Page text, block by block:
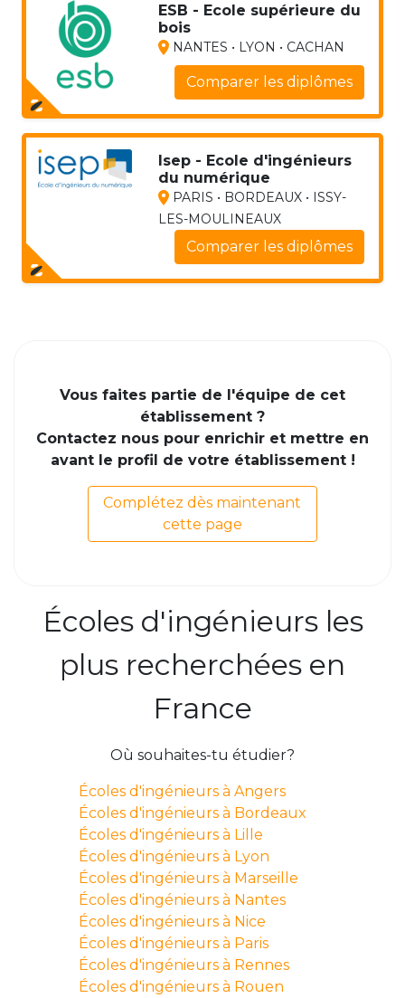
ESB - Ecole supérieure du
bois
NANTES • LYON • CACHAN
Comparer les diplômes
Isep - Ecole d'ingénieurs
du numérique
PARIS • BORDEAUX • ISSY-
LES-MOULINEAUX
Comparer les diplômes
Vous faites partie de l'équipe de cet
établissement ?
Contactez nous pour enrichir et mettre en
avant le profil de votre établissement !
Complétez dès maintenant
cette page
Écoles d'ingénieurs les
plus recherchées en
France
Où souhaites-tu étudier?
Écoles d'ingénieurs à Angers
Écoles d'ingénieurs à Bordeaux
Écoles d'ingénieurs à Lille
Écoles d'ingénieurs à Lyon
Écoles d'ingénieurs à Marseille
Écoles d'ingénieurs à Nantes
Écoles d'ingénieurs à Nice
Écoles d'ingénieurs à Paris
Écoles d'ingénieurs à Rennes
Écoles d'ingénieurs à Rouen